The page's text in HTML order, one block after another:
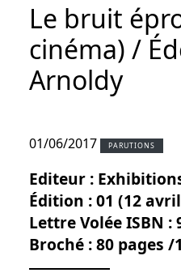
Le bruit
cinéma) /
Arnoldy
01/06/2017 PARUTIONS
Editeur :
Édition : 01 (12
Lettre Volée ISBN :
Broché : 80 pages /